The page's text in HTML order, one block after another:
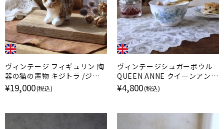
ヴィンテージ フィギュリン 陶
器の猫の置物 キジトラ /ジェ
ニー・ウィンスタンレイ イギリ
¥19,000(税込)
ヴィンテージシュガーボウル
QUEEN ANNE クイーンアン
勿忘草 イギリス
¥4,800(税込)